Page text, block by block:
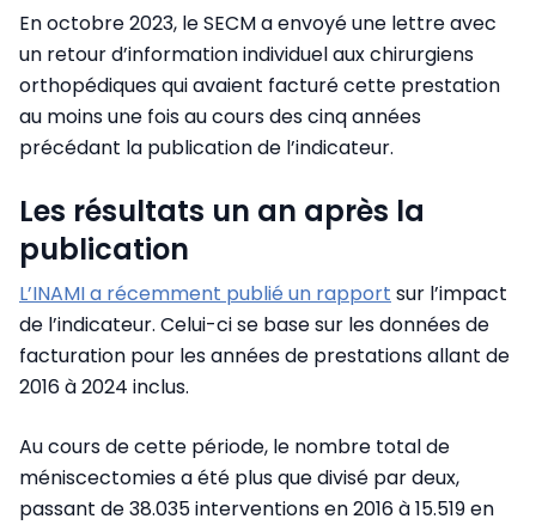
En octobre 2023, le SECM a envoyé une lettre avec
un retour d’information individuel aux chirurgiens
orthopédiques qui avaient facturé cette prestation
au moins une fois au cours des cinq années
précédant la publication de l’indicateur.
Les résultats un an après la
publication
L’INAMI a récemment publié un rapport sur l’impact
de l’indicateur. Celui-ci se base sur les données de
facturation pour les années de prestations allant de
2016 à 2024 inclus.
Au cours de cette période, le nombre total de
méniscectomies a été plus que divisé par deux,
passant de 38.035 interventions en 2016 à 15.519 en